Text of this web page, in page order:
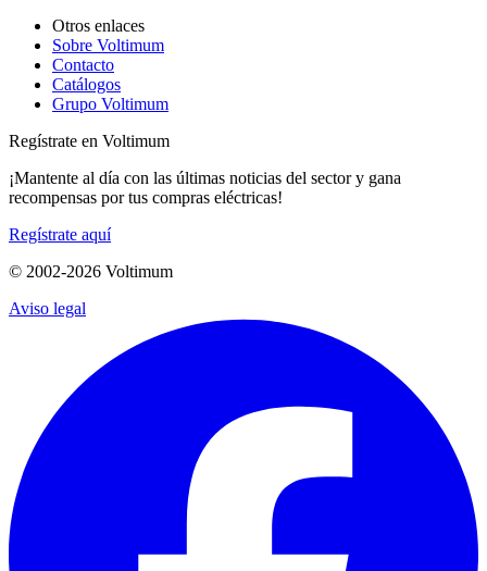
Otros enlaces
Sobre Voltimum
Contacto
Catálogos
Grupo Voltimum
Regístrate en Voltimum
¡Mantente al día con las últimas noticias del sector y gana
recompensas por tus compras eléctricas!
Regístrate aquí
© 2002-2026 Voltimum
Aviso legal